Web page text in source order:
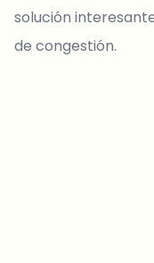
solución
de congestión.